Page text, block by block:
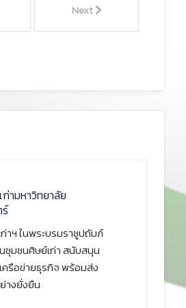
Next
ามหาวิทยาลัย
าฯ ในพระบรมราชูปถัมภ์
ชุมชนศิษย์เก่า สนับสนุน
ครือข่ายธุรกิจ พร้อมส่ง
างยั่งยืน